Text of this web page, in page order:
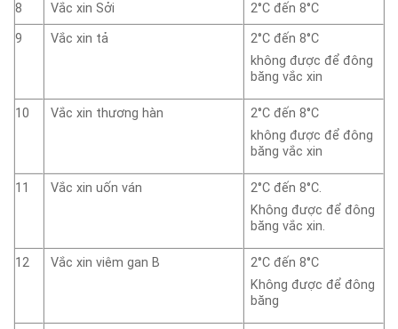
8 Vắc xin Sởi
2°C đến 8°C
9
Vắc xin tả
2°C đến 8°C
không được để đông
băng vắc xin
10 Vắc xin thương hàn
2°C đến 8°C
không được để đông
băng vắc xin
11 Vắc xin uốn ván
2°C đến 8°C.
Không được để đông
băng vắc xin.
12 Vắc xin viêm gan B
2°C đến 8°C
Không được để đông
băng